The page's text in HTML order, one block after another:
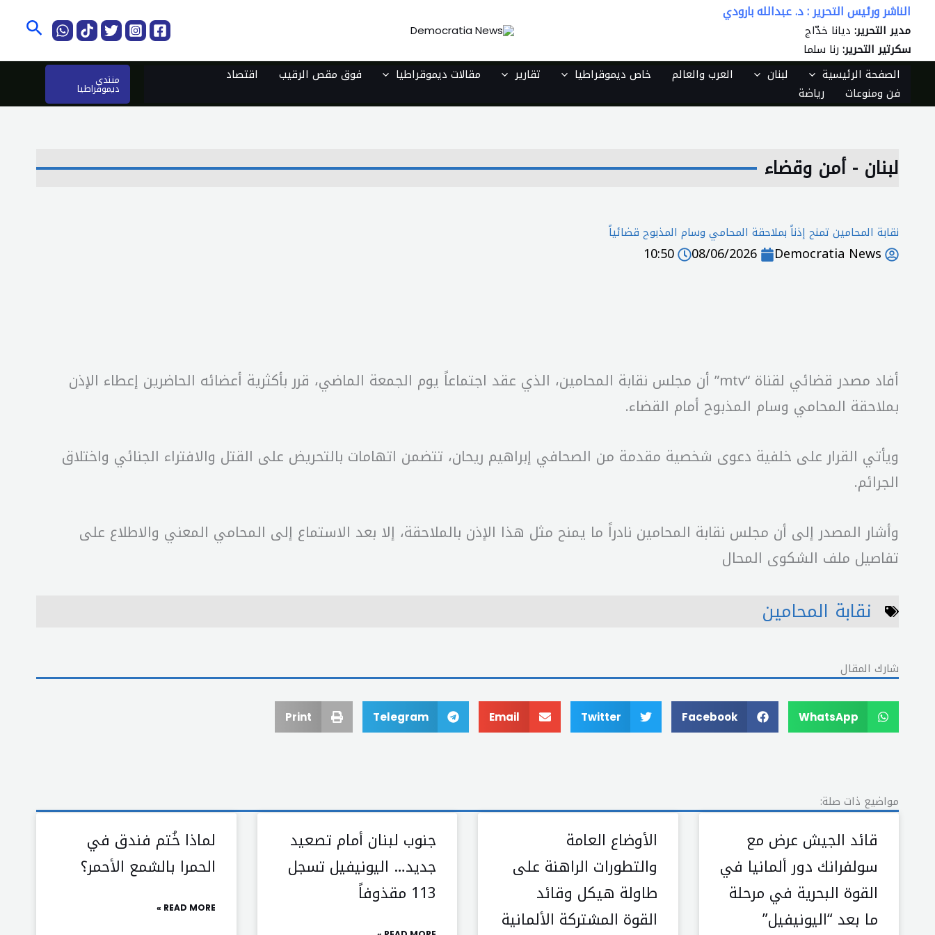
تخطي
المحتوى
الناشر ورئيس التحرير : د. عبدالله بارودي
مدير التحرير: ديانا خدّاج
سكرتير التحرير: رنا سلما
الصفحة الرئيسية لبنان العرب والعالم خاص ديموقراطيا تقارير مقالات ديموقراطيا فوق مقص الرقيب
اقتصاد
فن ومنوعات
رياضة
منتدى
ديموقراطيا
لبنان - أمن وقضاء
نقابة المحامين تمنح إذناً بملاحقة المحامي وسام المذبوح قضائياً
Democratia News
08/06/2026
10:50
أفاد مصدر قضائي لقناة “mtv” أن مجلس نقابة المحامين، الذي عقد اجتماعاً يوم الجمعة الماضي، قرر بأكثرية أعضائه الحاضرين إعطاء الإذن
بملاحقة المحامي وسام المذبوح أمام القضاء.
ويأتي القرار على خلفية دعوى شخصية مقدمة من الصحافي إبراهيم ريحان، تتضمن اتهامات بالتحريض على القتل والافتراء الجنائي واختلاق
الجرائم.
وأشار المصدر إلى أن مجلس نقابة المحامين نادراً ما يمنح مثل هذا الإذن بالملاحقة، إلا بعد الاستماع إلى المحامي المعني والاطلاع على
تفاصيل ملف الشكوى المحال
نقابة المحامين
شارك المقال
WhatsApp
Facebook
Twitter
Email
Telegram
Print
مواضيع ذات صلة:
قائد الجيش عرض مع
سولفرانك دور ألمانيا في
القوة البحرية في مرحلة
ما بعد “اليونيفيل”
الأوضاع العامة
والتطورات الراهنة على
طاولة هيكل وقائد
القوة المشتركة الألمانية
جنوب لبنان أمام تصعيد
جديد… اليونيفيل تسجل
113 مقذوفاً
لماذا خُتم فندق في
الحمرا بالشمع الأحمر؟
READ MORE »